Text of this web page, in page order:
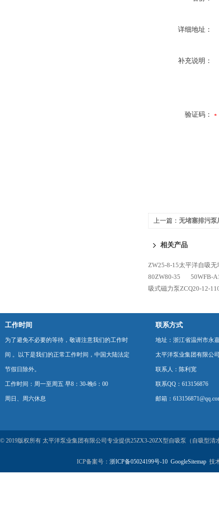
详细地址：
补充说明：
验证码：
上一篇： 无堵塞排污泵
相关产品
ZW25-8-15太平洋自吸
80ZW80-35
50WFB-
吸式磁力泵ZCQ20-12-
工作时间
为了避免不必要的等待，敬请注意我们的工作时
间 。以下是我们的正常工作时间，中国大陆法定
节假日除外。
工作时间：周一至周五 早8：30-晚6：00
周日、周六休息
联系方式
地址：浙江省温州市永
太平洋泵业集团有限公
联系人：陈利宽
联系QQ：613156876
邮箱：
© 2019版权所有 太平洋泵业集团有限公司专业提供25ZX3-20ZX型自吸泵（自吸型
ICP备案号： 浙ICP备05024199号-10 GoogleSitemap 技